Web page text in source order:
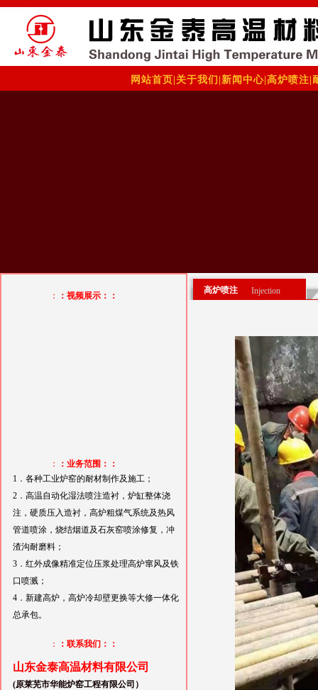
网站首页 关于我们 新闻中心 高炉喷注
： ：视频展示：：
：
：业务范围：：
1．各种工业炉窑的耐材制作及施工；
2．高温自动化湿法喷注造衬，炉缸整体浇
注，硬质压入造衬，高炉粗煤气系统及热风
管道喷涂，烧结烟道及石灰窑喷涂修复，冲
渣沟耐磨料；
3．红外成像精准定位压浆处理高炉窜风及铁
口喷溅；
4．新建高炉，高炉冷却壁更换等大修一体化
总承包。
： ：联系我们：：
山东金泰高温材料有限公司
(原莱芜市华能炉窑工程有限公司）
高炉喷注 Injection